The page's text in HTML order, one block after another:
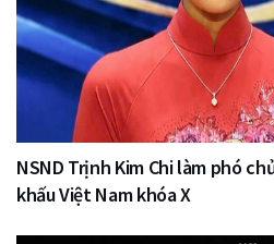
NSND Trịnh Kim Chi làm phó
khấu Việt Nam khóa X